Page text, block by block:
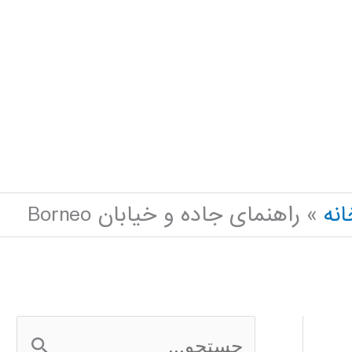
راهنمای جاده و خیابان Borneo